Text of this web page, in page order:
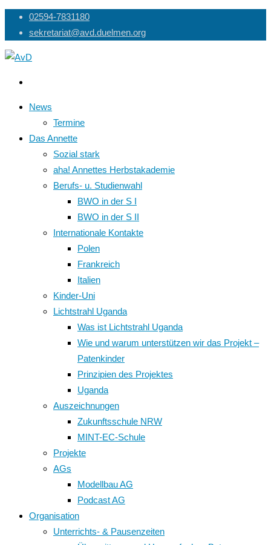
Skip
content
02594-7831180
sekretariat@avd.duelmen.org
News
Termine
Das Annette
Sozial stark
aha! Annettes Herbstakademie
Berufs- u. Studienwahl
BWO in der S I
BWO in der S II
Internationale Kontakte
Polen
Frankreich
Italien
Kinder-Uni
Lichtstrahl Uganda
Was ist Lichtstrahl Uganda
Wie und warum unterstützen wir das Projekt –
Patenkinder
Prinzipien des Projektes
Uganda
Auszeichnungen
Zukunftsschule NRW
MINT-EC-Schule
Projekte
AGs
Modellbau AG
Podcast AG
Organisation
Unterrichts- & Pausenzeiten